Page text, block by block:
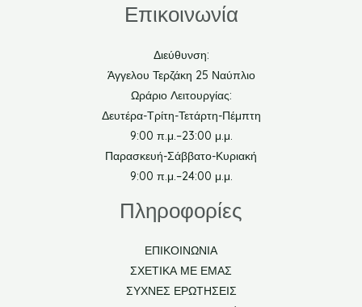
Επικοινωνία
Διεύθυνση:
Άγγελου Τερζάκη 25 Ναύπλιο
Ωράριο Λειτουργίας:
Δευτέρα-Τρίτη-Τετάρτη-Πέμπτη
9:00 π.μ.–23:00 μ.μ.
Παρασκευή-Σάββατο-Κυριακή
9:00 π.μ.–24:00 μ.μ.
Πληροφορίες
ΕΠΙΚΟΙΝΩΝΙΑ
ΣΧΕΤΙΚΑ ΜΕ ΕΜΑΣ
ΣΥΧΝΕΣ ΕΡΩΤΗΣΕΙΣ